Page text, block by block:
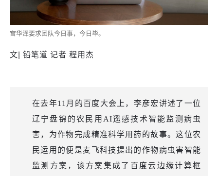
宫华泽要求团队今日事，今日毕。
文| 铅笔道 记者 程用杰
在去年11月的百度大会上，李彦宏讲述了一位
辽宁盘锦的农民用AI遥感技术智能监测病虫
害，为作物完成精准科学用药的故事。这位农
民运用的便是麦飞科技提出的作物病虫害智能
监测方案，该方案集成了百度云边缘计算框